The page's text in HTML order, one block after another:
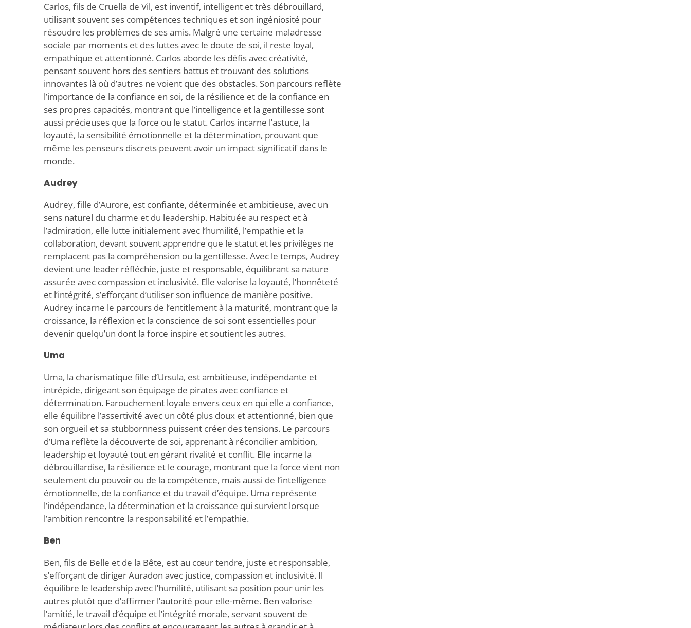
Carlos, fils de Cruella de Vil, est inventif, intelligent et très débrouillard,
utilisant souvent ses compétences techniques et son ingéniosité pour
résoudre les problèmes de ses amis. Malgré une certaine maladresse
sociale par moments et des luttes avec le doute de soi, il reste loyal,
empathique et attentionné. Carlos aborde les défis avec créativité,
pensant souvent hors des sentiers battus et trouvant des solutions
innovantes là où d’autres ne voient que des obstacles. Son parcours reflète
l’importance de la confiance en soi, de la résilience et de la confiance en
ses propres capacités, montrant que l’intelligence et la gentillesse sont
aussi précieuses que la force ou le statut. Carlos incarne l’astuce, la
loyauté, la sensibilité émotionnelle et la détermination, prouvant que
même les penseurs discrets peuvent avoir un impact significatif dans le
monde.
Audrey
Audrey, fille d’Aurore, est confiante, déterminée et ambitieuse, avec un
sens naturel du charme et du leadership. Habituée au respect et à
l’admiration, elle lutte initialement avec l’humilité, l’empathie et la
collaboration, devant souvent apprendre que le statut et les privilèges ne
remplacent pas la compréhension ou la gentillesse. Avec le temps, Audrey
devient une leader réfléchie, juste et responsable, équilibrant sa nature
assurée avec compassion et inclusivité. Elle valorise la loyauté, l’honnêteté
et l’intégrité, s’efforçant d’utiliser son influence de manière positive.
Audrey incarne le parcours de l’entitlement à la maturité, montrant que la
croissance, la réflexion et la conscience de soi sont essentielles pour
devenir quelqu’un dont la force inspire et soutient les autres.
Uma
Uma, la charismatique fille d’Ursula, est ambitieuse, indépendante et
intrépide, dirigeant son équipage de pirates avec confiance et
détermination. Farouchement loyale envers ceux en qui elle a confiance,
elle équilibre l’assertivité avec un côté plus doux et attentionné, bien que
son orgueil et sa stubbornness puissent créer des tensions. Le parcours
d’Uma reflète la découverte de soi, apprenant à réconcilier ambition,
leadership et loyauté tout en gérant rivalité et conflit. Elle incarne la
débrouillardise, la résilience et le courage, montrant que la force vient non
seulement du pouvoir ou de la compétence, mais aussi de l’intelligence
émotionnelle, de la confiance et du travail d’équipe. Uma représente
l’indépendance, la détermination et la croissance qui survient lorsque
l’ambition rencontre la responsabilité et l’empathie.
Ben
Ben, fils de Belle et de la Bête, est au cœur tendre, juste et responsable,
s’efforçant de diriger Auradon avec justice, compassion et inclusivité. Il
équilibre le leadership avec l’humilité, utilisant sa position pour unir les
autres plutôt que d’affirmer l’autorité pour elle-même. Ben valorise
l’amitié, le travail d’équipe et l’intégrité morale, servant souvent de